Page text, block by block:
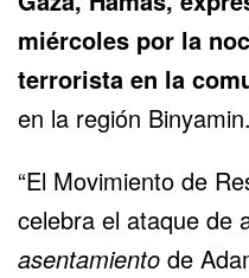
miércoles por la
terrorista en la
en la región Binyamin.
“El Movimiento de
celebra el ataque de
asentamiento de